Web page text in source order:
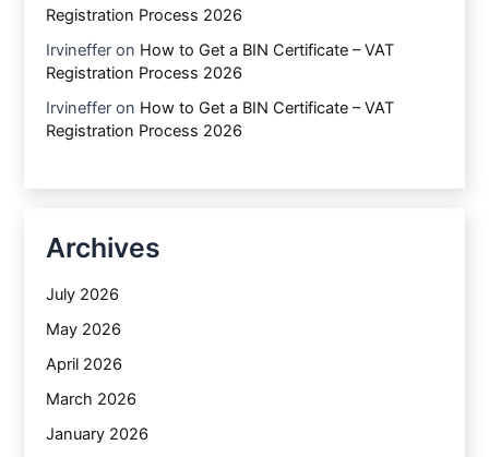
Registration Process 2026
Irvineffer on How to Get a BIN Certificate – VAT
Registration Process 2026
Irvineffer on How to Get a BIN Certificate – VAT
Registration Process 2026
Archives
July 2026
May 2026
April 2026
March 2026
January 2026